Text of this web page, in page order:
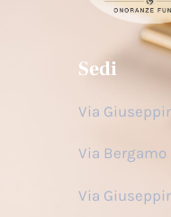
Sedi
Via
Via Bergamo
Via